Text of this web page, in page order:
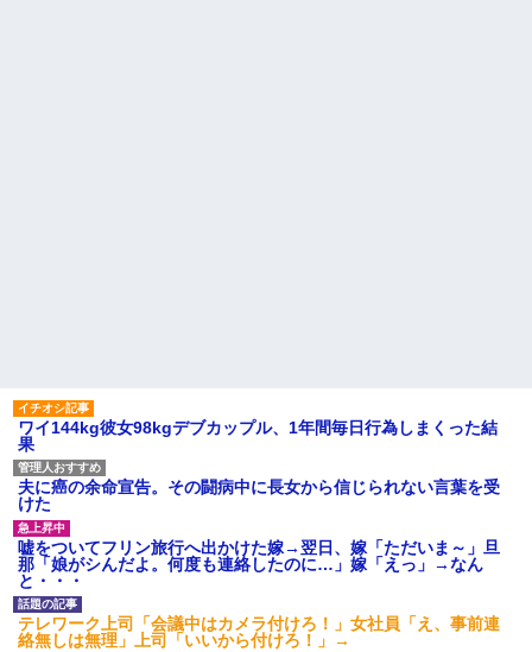
ワイ144kg彼女98kgデブカップル、1年間毎日行為しまくった結
果
夫に癌の余命宣告。その闘病中に長女から信じられない言葉を受
けた
嘘をついてフリン旅行へ出かけた嫁→翌日、嫁「ただいま～」旦
那「娘がシんだよ。何度も連絡したのに…」嫁「えっ」→なん
と・・・
テレワーク上司「会議中はカメラ付けろ！」女社員「え、事前連
絡無しは無理」上司「いいから付けろ！」→